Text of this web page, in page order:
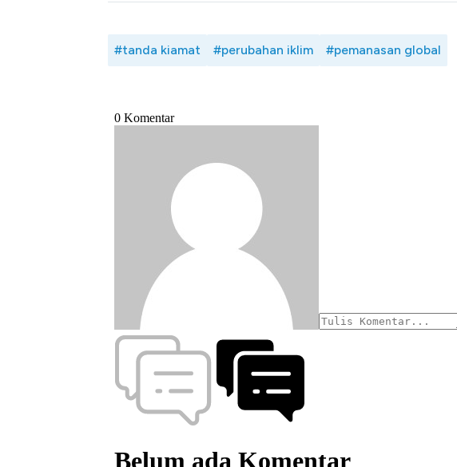
#tanda kiamat #perubahan iklim #pemanasan global